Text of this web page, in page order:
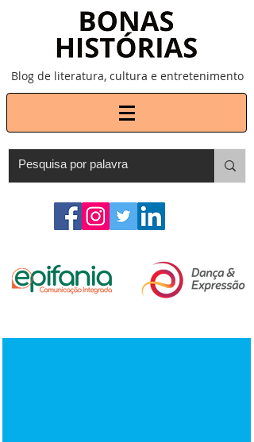
Blog de literatura, cultura e entretenimento